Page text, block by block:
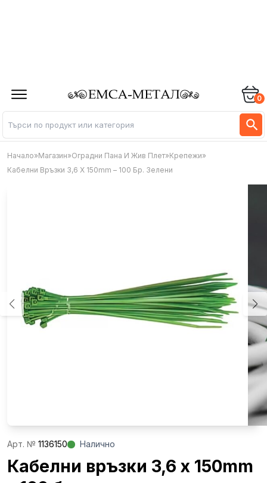
0
Начало»Магазин»Оградни Пана И Жив Плет»Крепежи»
Кабелни Връзки 3,6 X 150mm – 100 Бр. Зелени
Aрт. № 1136150 Налично
Кабелни връзки 3,6 x 150mm